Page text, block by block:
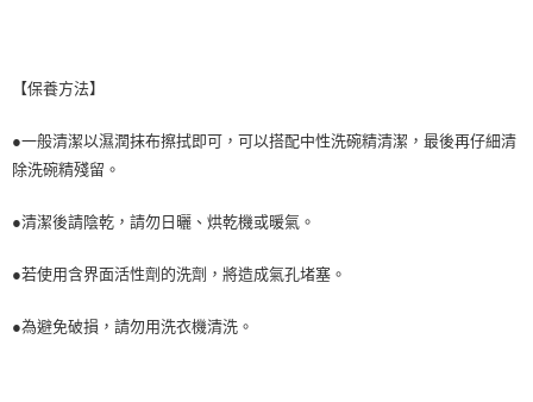
【保養方法】
●一般清潔以濕潤抹布擦拭即可，可以搭配中性洗碗精清潔，最後再仔細清
除洗碗精殘留。
●清潔後請陰乾，請勿日曬、烘乾機或暖氣。
●若使用含界面活性劑的洗劑，將造成氣孔堵塞。
●為避免破損，請勿用洗衣機清洗。